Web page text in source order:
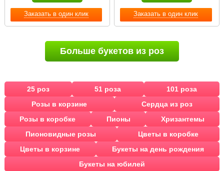
Заказать в один клик Заказать в один клик
Больше букетов из роз
25 роз 51 роза
101 роза
Розы в корзине
Сердца из роз
Розы в коробке
Пионы
Хризантемы
Пионовидные розы
Цветы в коробке
Цветы в корзине
Букеты на день рождения
Букеты на юбилей